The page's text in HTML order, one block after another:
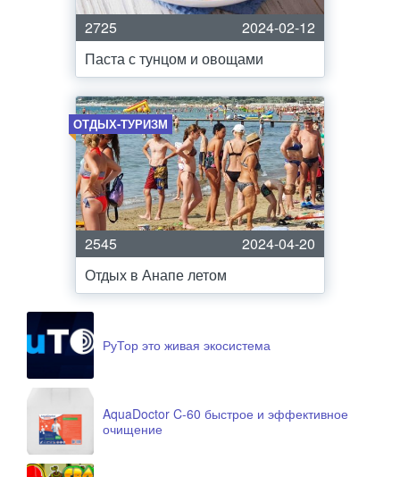
2725
2024-02-12
Паста с тунцом и овощами
ОТДЫХ-ТУРИЗМ
2545
2024-04-20
Отдых в Анапе летом
РуТор это живая экосистема
AquaDoctor C-60 быстрое и эффективное
очищение